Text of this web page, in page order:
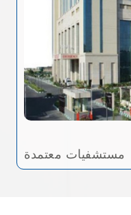
مستشفيات معتمدة